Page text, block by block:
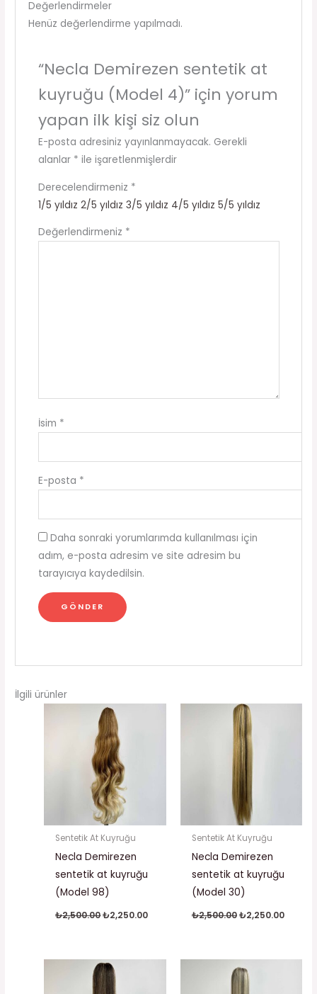
Değerlendirmeler
Henüz değerlendirme yapılmadı.
“Necla Demirezen sentetik at
kuyruğu (Model 4)” için yorum
yapan ilk kişi siz olun
E-posta adresiniz yayınlanmayacak. Gerekli
alanlar * ile işaretlenmişlerdir
Derecelendirmeniz *
1/5 yıldız 2/5 yıldız 3/5 yıldız 4/5 yıldız 5/5 yıldız
Değerlendirmeniz *
İsim *
E-posta *
Daha sonraki yorumlarımda kullanılması için
adım, e-posta adresim ve site adresim bu
tarayıcıya kaydedilsin.
İlgili ürünler
Sentetik At Kuyruğu
Necla Demirezen
sentetik at kuyruğu
(Model 98)
₺2,500.00
Orijinal
fiyat:
₺2,500.00.
₺2,250.00
Sentetik At Kuyruğu
Necla Demirezen
sentetik at kuyruğu
(Model 30)
₺2,500.00
Orijinal
fiyat:
₺2,500.00.
₺2,250.00
Orijinal
fiyat:
fiyat:
₺2,500.00.